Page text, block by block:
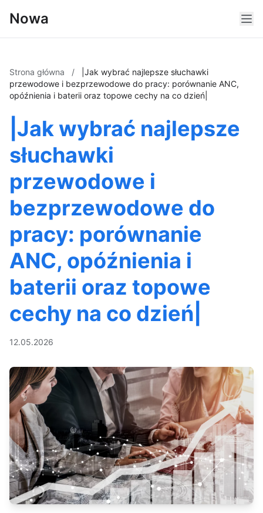
Nowa
Strona główna /
|Jak wybrać najlepsze słuchawki
przewodowe i bezprzewodowe do pracy: porównanie ANC,
opóźnienia i baterii oraz topowe cechy na co dzień|
|Jak wybrać najlepsze
słuchawki
przewodowe i
bezprzewodowe do
pracy: porównanie
ANC, opóźnienia i
baterii oraz topowe
cechy na co dzień|
12.05.2026